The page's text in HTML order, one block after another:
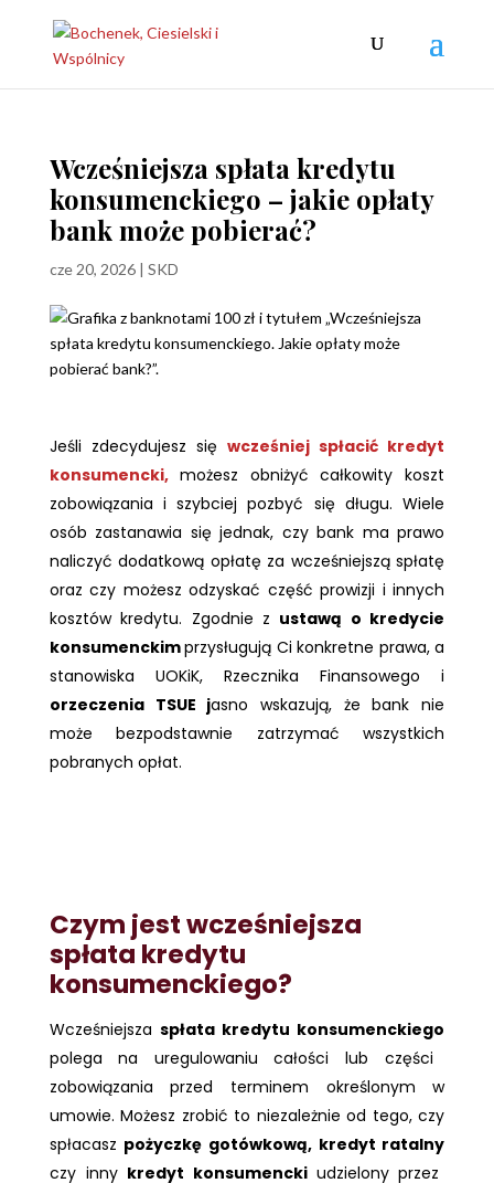
Wcześniejsza spłata kredytu
konsumenckiego – jakie opłaty
bank może pobierać?
cze 20, 2026| SKD
Jeśli zdecydujesz sięwcześniej spłacić kredyt
konsumencki, możesz obniżyć całkowity koszt
zobowiązania i szybciej pozbyć się długu. Wiele
osób zastanawia się jednak, czy bank ma prawo
naliczyć dodatkową opłatę za wcześniejszą spłatę
oraz czy możesz odzyskać część prowizji i innych
kosztów kredytu. Zgodnie z ustawą o kredycie
konsumenckimprzysługują Ci konkretne prawa, a
stanowiska UOKiK, Rzecznika Finansowego i
orzeczenia TSUE jasno wskazują, że bank nie
może bezpodstawnie zatrzymać wszystkich
pobranych opłat.
Czym jest wcześniejsza
spłata kredytu
konsumenckiego?
Wcześniejsza spłata kredytu konsumenckiego
polega na uregulowaniu całości lub części
zobowiązania przed terminem określonym w
umowie. Możesz zrobić to niezależnie od tego, czy
spłacasz pożyczkę gotówkową, kredyt ratalny
czy inny kredyt konsumencki udzielony przez